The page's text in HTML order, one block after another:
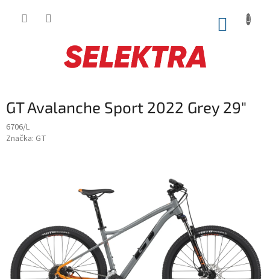
GT Avalanche Sport 2022 Grey 29"
6706/L
Značka: GT